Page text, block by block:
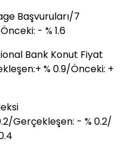
Başvuruları/7
- % 1.6
Bank Konut Fiyat
% 0.9/Önceki: +
Gerçekleşen: - % 0.2/